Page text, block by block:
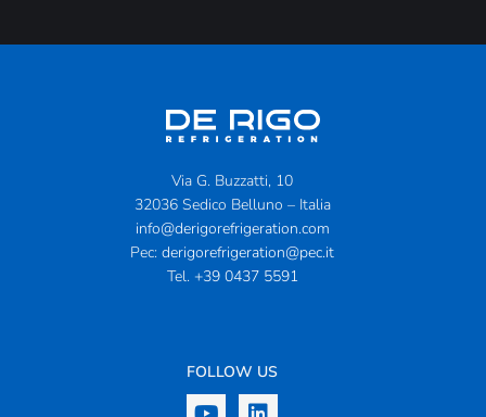
Via G. Buzzatti, 10
32036 Sedico Belluno – Italia
info@derigorefrigeration.com
Pec: derigorefrigeration@pec.it
Tel. +39 0437 5591
FOLLOW US